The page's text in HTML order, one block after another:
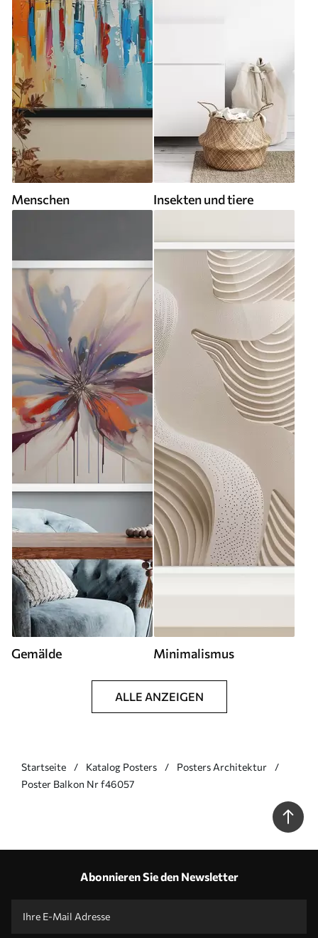
Menschen Insekten und tiere
Gemälde Minimalismus
ALLE ANZEIGEN
Startseite Katalog Posters
Posters Architektur
Poster Balkon Nr f46057
Abonnieren Sie den Newsletter